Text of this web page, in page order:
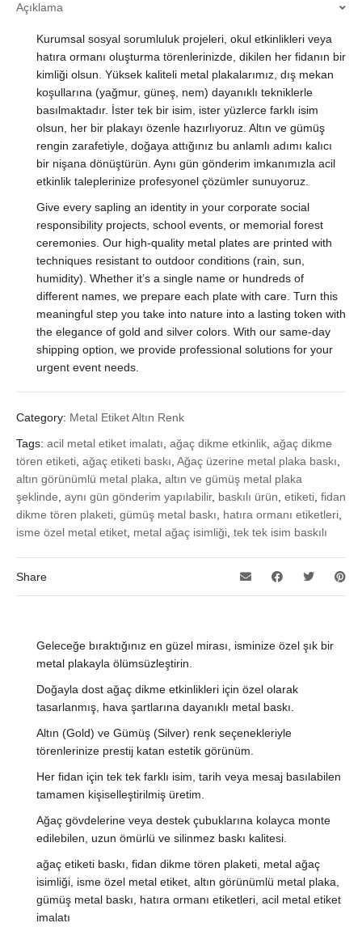
Metal
Etiketleri
(Altın
Gümüş
Seçenekli)
quantity
Açıklama
Kurumsal sosyal sorumluluk projeleri, okul etkinlikleri veya
hatıra ormanı oluşturma törenlerinizde, dikilen her fidanın bir
kimliği olsun. Yüksek kaliteli metal plakalarımız, dış mekan
koşullarına (yağmur, güneş, nem) dayanıklı tekniklerle
basılmaktadır. İster tek bir isim, ister yüzlerce farklı isim
olsun, her bir plakayı özenle hazırlıyoruz. Altın ve gümüş
rengin zarafetiyle, doğaya attığınız bu anlamlı adımı kalıcı
bir nişana dönüştürün. Aynı gün gönderim imkanımızla acil
etkinlik taleplerinize profesyonel çözümler sunuyoruz.
Give every sapling an identity in your corporate social
responsibility projects, school events, or memorial forest
ceremonies. Our high-quality metal plates are printed with
techniques resistant to outdoor conditions (rain, sun,
humidity). Whether it’s a single name or hundreds of
different names, we prepare each plate with care. Turn this
meaningful step you take into nature into a lasting token with
the elegance of gold and silver colors. With our same-day
shipping option, we provide professional solutions for your
urgent event needs.
Category: Metal Etiket Altın Renk
Tags: acil metal etiket imalatı ağaç dikme etkinlik ağaç dikme
tören etiketi ağaç etiketi baskı Ağaç üzerine metal plaka baskı
altın görünümlü metal plaka altın ve gümüş metal plaka
şeklinde aynı gün gönderim yapılabilir, baskılı ürün etiketi fidan
dikme tören plaketi gümüş metal baskı hatıra ormanı etiketleri
isme özel metal etiket metal ağaç isimliği tek tek isim baskılı
Share
Geleceğe bıraktığınız en güzel mirası, isminize özel şık bir
metal plakayla ölümsüzleştirin.
Doğayla dost ağaç dikme etkinlikleri için özel olarak
tasarlanmış, hava şartlarına dayanıklı metal baskı.
Altın (Gold) ve Gümüş (Silver) renk seçenekleriyle
törenlerinize prestij katan estetik görünüm.
Her fidan için tek tek farklı isim, tarih veya mesaj basılabilen
tamamen kişiselleştirilmiş üretim.
Ağaç gövdelerine veya destek çubuklarına kolayca monte
edilebilen, uzun ömürlü ve silinmez baskı kalitesi.
ağaç etiketi baskı, fidan dikme tören plaketi, metal ağaç
isimliği, isme özel metal etiket, altın görünümlü metal plaka,
gümüş metal baskı, hatıra ormanı etiketleri, acil metal etiket
imalatı